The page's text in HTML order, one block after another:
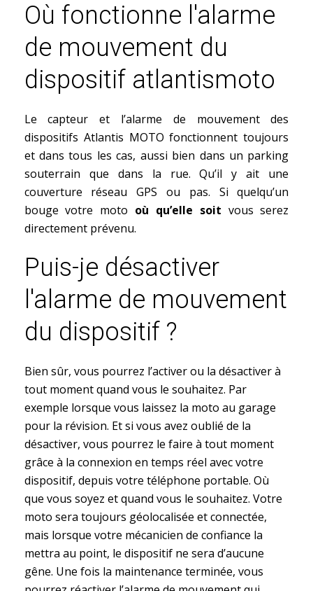
Où fonctionne l'alarme
de mouvement du
dispositif atlantismoto
Le capteur et l’alarme de mouvement des
dispositifs Atlantis MOTO fonctionnent toujours
et dans tous les cas, aussi bien dans un parking
souterrain que dans la rue. Qu’il y ait une
couverture réseau GPS ou pas. Si quelqu’un
bouge votre moto où qu’elle soit vous serez
directement prévenu.
Puis-je désactiver
l'alarme de mouvement
du dispositif ?​
Bien sûr, vous pourrez l’activer ou la désactiver à
tout moment quand vous le souhaitez. Par
exemple lorsque vous laissez la moto au garage
pour la révision. Et si vous avez oublié de la
désactiver, vous pourrez le faire à tout moment
grâce à la connexion en temps réel avec votre
dispositif, depuis votre téléphone portable. Où
que vous soyez et quand vous le souhaitez. Votre
moto sera toujours géolocalisée et connectée,
mais lorsque votre mécanicien de confiance la
mettra au point, le dispositif ne sera d’aucune
gêne. Une fois la maintenance terminée, vous